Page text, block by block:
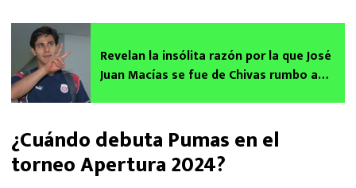
Revelan la insólita razón por la que José
Juan Macías se fue de Chivas rumbo a
¿Cuándo debuta Pumas en el
torneo Apertura 2024?